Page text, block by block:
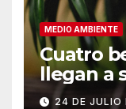
MEDIO AMBIENTE
Cuatro
llegan a
Chicago
24 DE JULIO